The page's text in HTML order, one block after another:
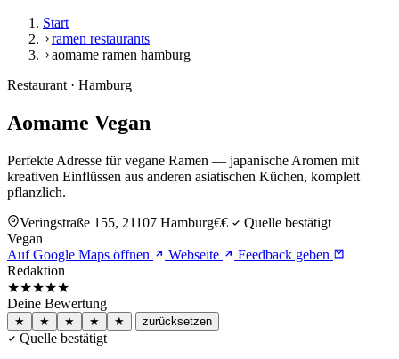
Start
ramen restaurants
aomame ramen hamburg
Restaurant · Hamburg
Aomame Vegan
Perfekte Adresse für vegane Ramen — japanische Aromen mit
kreativen Einflüssen aus anderen asiatischen Küchen, komplett
pflanzlich.
Veringstraße 155, 21107 Hamburg€€
Quelle bestätigt
Vegan
Auf Google Maps öffnen
Webseite
Feedback geben
Redaktion
★★★★★
Deine Bewertung
★ ★ ★ ★ ★ zurücksetzen
Quelle bestätigt